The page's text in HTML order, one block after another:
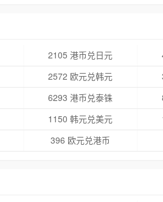
2105 港币兑日元
2572 欧元兑韩元
6293 港币兑泰铢
1150 韩元兑美元
396 欧元兑港币